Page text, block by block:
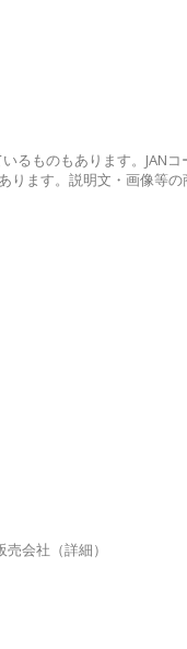
るものもあります。JANコ
ります。説明文・画像等の
売会社 （詳細）